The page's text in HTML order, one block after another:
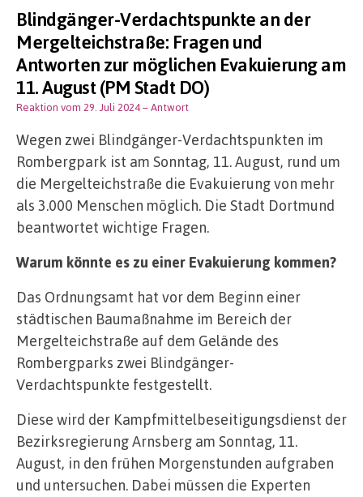
Blindgänger-Verdachtspunkte an der
Mergelteichstraße: Fragen und
Antworten zur möglichen Evakuierung am
11. August (PM Stadt DO)
Reaktion vom 29. Juli 2024– Antwort
Wegen zwei Blindgänger-Verdachtspunkten im
Rombergpark ist am Sonntag, 11. August, rund um
die Mergelteichstraße die Evakuierung von mehr
als 3.000 Menschen möglich. Die Stadt Dortmund
beantwortet wichtige Fragen.
Warum könnte es zu einer Evakuierung kommen?
Das Ordnungsamt hat vor dem Beginn einer
städtischen Baumaßnahme im Bereich der
Mergelteichstraße auf dem Gelände des
Rombergparks zwei Blindgänger-
Verdachtspunkte festgestellt.
Diese wird der Kampfmittelbeseitigungsdienst der
Bezirksregierung Arnsberg am Sonntag, 11.
August, in den frühen Morgenstunden aufgraben
und untersuchen. Dabei müssen die Experten